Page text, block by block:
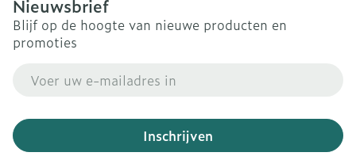
Nieuwsbrief
Blijf op de hoogte van nieuwe producten en
promoties
Inschrijven